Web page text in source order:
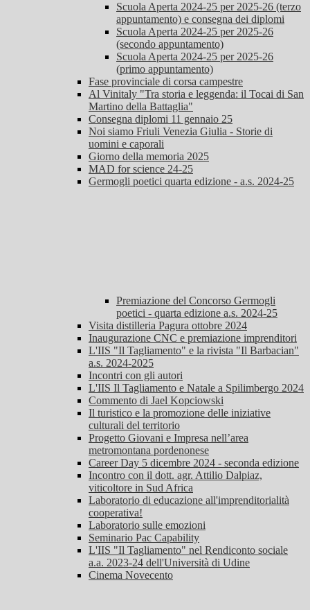
Scuola Aperta 2024-25 per 2025-26 (terzo
appuntamento) e consegna dei diplomi
Scuola Aperta 2024-25 per 2025-26
(secondo appuntamento)
Scuola Aperta 2024-25 per 2025-26
(primo appuntamento)
Fase provinciale di corsa campestre
Al Vinitaly "Tra storia e leggenda: il Tocai di San
Martino della Battaglia"
Consegna diplomi 11 gennaio 25
Noi siamo Friuli Venezia Giulia - Storie di
uomini e caporali
Giorno della memoria 2025
MAD for science 24-25
Germogli poetici quarta edizione - a.s. 2024-25
Premiazione del Concorso Germogli
poetici - quarta edizione a.s. 2024-25
Visita distilleria Pagura ottobre 2024
Inaugurazione CNC e premiazione imprenditori
L'IIS "Il Tagliamento" e la rivista "Il Barbacian"
a.s. 2024-2025
Incontri con gli autori
L'IIS Il Tagliamento e Natale a Spilimbergo 2024
Commento di Jael Kopciowski
Il turistico e la promozione delle iniziative
culturali del territorio
Progetto Giovani e Impresa nell’area
metromontana pordenonese
Career Day 5 dicembre 2024 - seconda edizione
Incontro con il dott. agr. Attilio Dalpiaz,
viticoltore in Sud Africa
Laboratorio di educazione all'imprenditorialità
cooperativa!
Laboratorio sulle emozioni
Seminario Pac Capability
L'IIS "Il Tagliamento" nel Rendiconto sociale
a.a. 2023-24 dell'Università di Udine
Cinema Novecento